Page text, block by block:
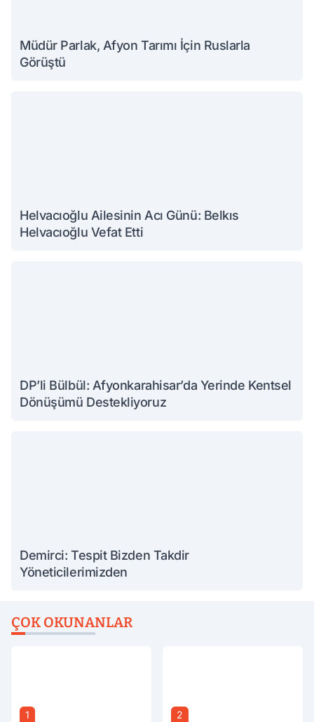
Müdür Parlak, Afyon Tarımı İçin Ruslarla
Görüştü
Helvacıoğlu Ailesinin Acı Günü: Belkıs
Helvacıoğlu Vefat Etti
DP’li Bülbül: Afyonkarahisar’da Yerinde Kentsel
Dönüşümü Destekliyoruz
Demirci: Tespit Bizden Takdir
Yöneticilerimizden
ÇOK OKUNANLAR
1 2